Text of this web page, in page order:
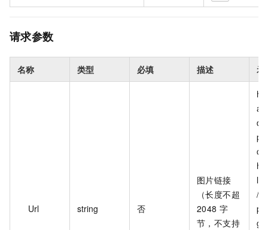
请求参数
名称 类型 必填 描述 示
Url string 否
图片链接
（长度不超
2048 字
节，不支持
cn-
/